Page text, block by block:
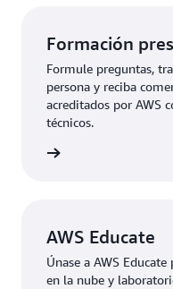
Formación
Formule preguntas,
persona y reciba
acreditados por AWS
técnicos.
AWS Educate
Únase a AWS
en la nube y